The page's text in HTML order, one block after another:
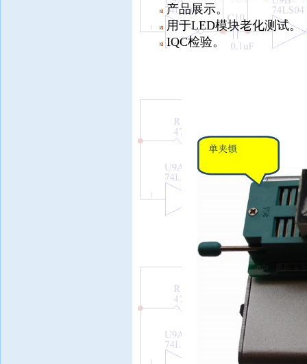
产品展示。
用于LED模块老化测试。
IQC检验。